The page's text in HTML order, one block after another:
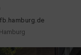
ed.gr
ubmah